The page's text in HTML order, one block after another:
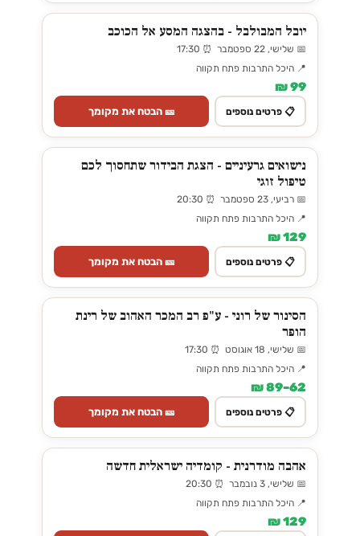
יובל המבולבל - בהצגה המסע אל הכוכב
📅 שלישי, 22 ספטמבר ⏰ 17:30
📍 היכל התרבות פתח תקווה
99 ₪
📋 פרטים נוספים 🎫 הבטח את מקומך
נישואים גרעיניים - הצגת הבידור שתחסוך לכם
טיפול זוגי
📅 רביעי, 23 ספטמבר ⏰ 20:30
📍 היכל התרבות פתח תקווה
129 ₪
📋 פרטים נוספים 🎫 הבטח את מקומך
הסינור של רוני - ע"פ רב המכר האהוב של רינת
הופר
📅 שלישי, 18 אוגוסט ⏰ 17:30
📍 היכל התרבות פתח תקווה
62–89 ₪
📋 פרטים נוספים 🎫 הבטח את מקומך
אהבה מודרנית - קומדיה ישראלית חדשה
📅 שלישי, 3 נובמבר ⏰ 20:30
📍 היכל התרבות פתח תקווה
129 ₪